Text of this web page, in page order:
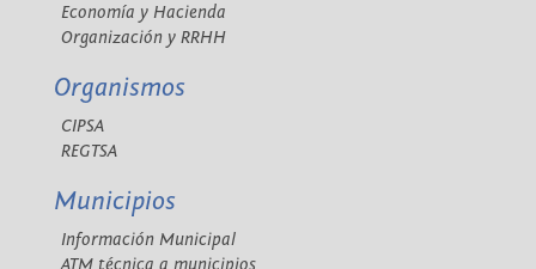
Economía y Hacienda
Organización y RRHH
Organismos
CIPSA
REGTSA
Municipios
Información Municipal
ATM técnica a municipios